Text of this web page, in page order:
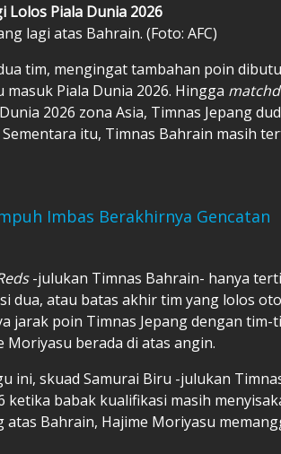
Lolos Piala Dunia 2026
lagi atas Bahrain. (Foto: AFC)
tim, mengingat tambahan poin
Piala Dunia 2026. Hingga
2026 zona Asia, Timnas Jepang
itu, Timnas Bahrain masih
Imbas Berakhirnya Gencatan
-julukan Timnas Bahrain- hanya
dua, atau batas akhir tim yang lolos
jarak poin Timnas Jepang dengan tim-
Moriyasu berada di atas angin.
ini, skuad Samurai Biru -julukan
ketika babak kualifikasi masih
Bahrain, Hajime Moriyasu